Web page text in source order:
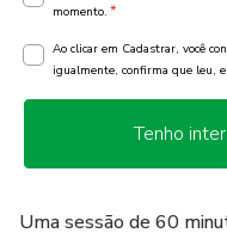
momento. *
Ao clicar em Cadastrar, você
igualmente, confirma que leu,
Tenho
Uma sessão de 60